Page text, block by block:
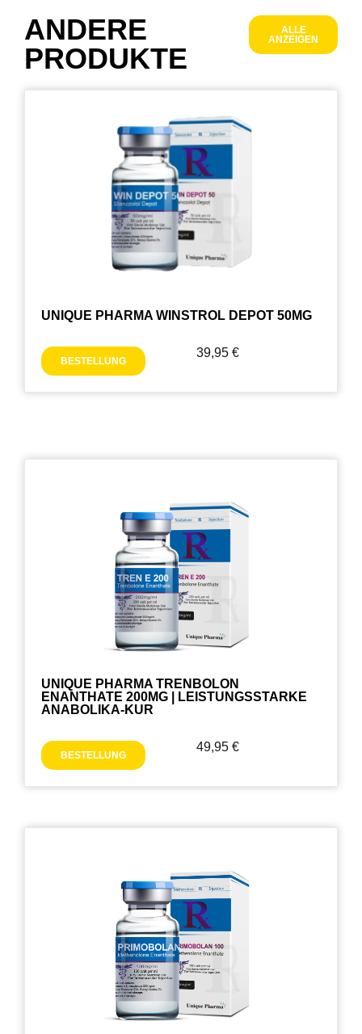
ANDERE
PRODUKTE
ALLE
ANZEIGEN
UNIQUE PHARMA WINSTROL DEPOT 50MG
BESTELLUNG
39,95 €
UNIQUE PHARMA TRENBOLON
ENANTHATE 200MG | LEISTUNGSSTARKE
ANABOLIKA-KUR
BESTELLUNG
49,95 €